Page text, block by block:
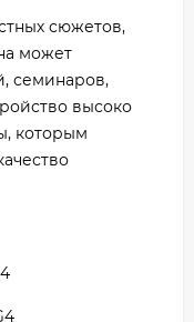
сюжетов,
может
семинаров,
высоко
которым